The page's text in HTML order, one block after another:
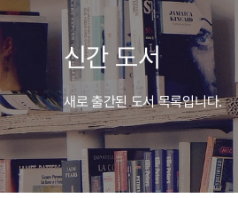
신간 도서
새로 출간된 도서 목록입니다.